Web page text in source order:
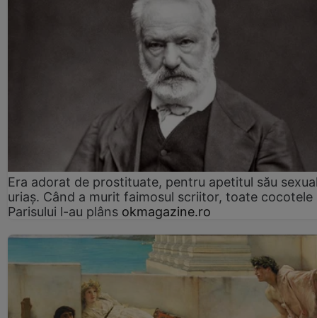
Era adorat de prostituate, pentru apetitul său
uriaș. Când a murit faimosul scriitor, toate cocotele
Parisului l-au plâns okmagazine.ro